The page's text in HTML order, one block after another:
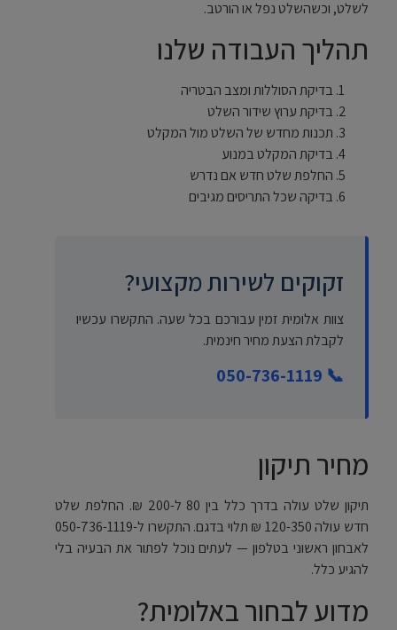
לשלט, וכשהשלט נפל או הורטב.
תהליך העבודה שלנו
בדיקת הסוללות ומצב הבטריה
בדיקת ערוץ שידור השלט
תכנות מחדש של השלט מול המקלט
בדיקת המקלט במנוע
החלפת שלט חדש אם נדרש
בדיקה שכל התריסים מגיבים
זקוקים לשירות מקצועי?
צוות אלומית זמין עבורכם בכל שעה. התקשרו עכשיו
לקבלת הצעת מחיר חינמית.
📞 050-736-1119
מחיר תיקון
תיקון שלט עולה בדרך כלל בין 80 ל-200 ₪. החלפת שלט
חדש עולה 120-350 ₪ תלוי בדגם. התקשרו ל-050-736-1119
לאבחון ראשוני בטלפון — לעתים נוכל לפתור את הבעיה בלי
להגיע כלל.
מדוע לבחור באלומית?